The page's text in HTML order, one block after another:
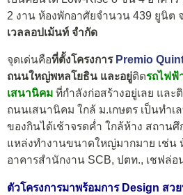
2 งาน ห้องพักอาศัยจำนวน 439 ยูนิต
เวลลอปเม้นท์ จำกัด
จุดเด่นคือที่ตั้งโครงการ Premio
ถนนใหญ่พหลโยธิน และอยู่ติดรถไฟฟ้
เสนานิคม ที่กำลังก่อสร้างอยู่เลย และ
ถนนเสนานิคม ใกล้ ม.เกษตร เป็นทำ
ของกินได้เช้าจรดค่ำ ใกล้ห้าง สถานศึ
แหล่งทำงานขนาดใหญ่มากมาย เช่น
อาคารสำนักงาน SCB, ปตท., เชฟล่
ตัวโครงการมาพร้อมการ Design สว